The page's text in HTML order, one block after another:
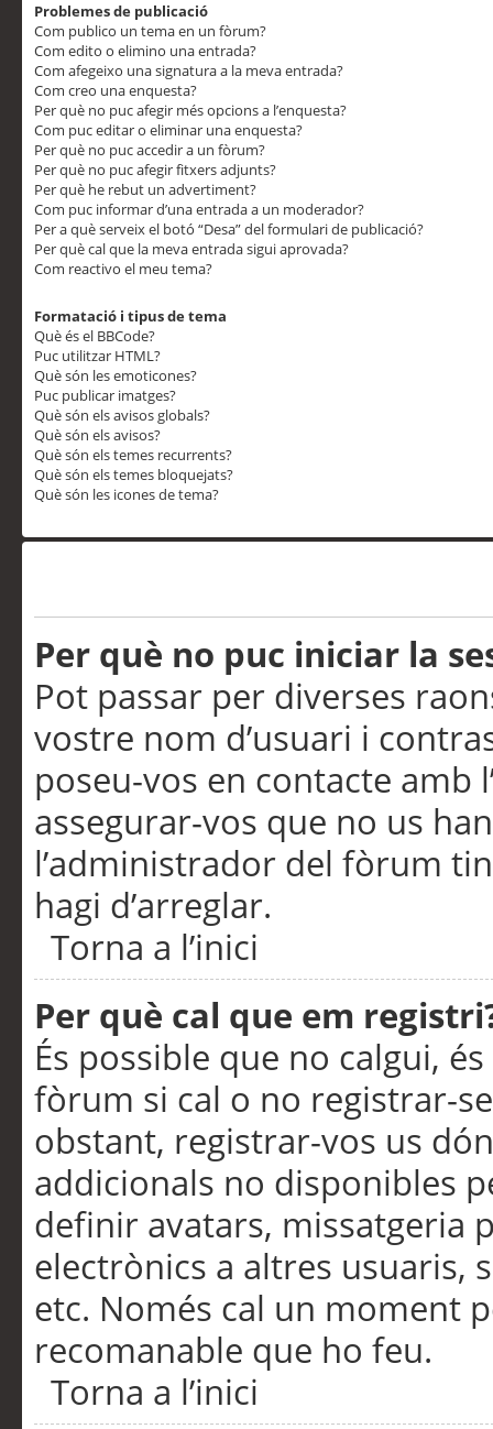
Problemes de publicació
Com publico un tema en un fòrum?
Com edito o elimino una entrada?
Com afegeixo una signatura a la meva entrada?
Com creo una enquesta?
Per què no puc afegir més opcions a l’enquesta?
Com puc editar o eliminar una enquesta?
Per què no puc accedir a un fòrum?
Per què no puc afegir fitxers adjunts?
Per què he rebut un advertiment?
Com puc informar d’una entrada a un moderador?
Per a què serveix el botó “Desa” del formulari de publicació?
Per què cal que la meva entrada sigui aprovada?
Com reactivo el meu tema?
Formatació i tipus de tema
Què és el BBCode?
Puc utilitzar HTML?
Què són les emoticones?
Puc publicar imatges?
Què són els avisos globals?
Què són els avisos?
Què són els temes recurrents?
Què són els temes bloquejats?
Què són les icones de tema?
Per què no puc iniciar la
Pot passar per diverses
vostre nom d’usuari i
poseu-vos en contacte
assegurar-vos que no us
l’administrador del fòrum
hagi d’arreglar.
Torna a l’inici
Per què cal que em
És possible que no calgui,
fòrum si cal o no registrar-
obstant, registrar-vos us
addicionals no disponibles
definir avatars, missatgeria
electrònics a altres usuaris,
etc. Només cal un moment
recomanable que ho feu.
Torna a l’inici